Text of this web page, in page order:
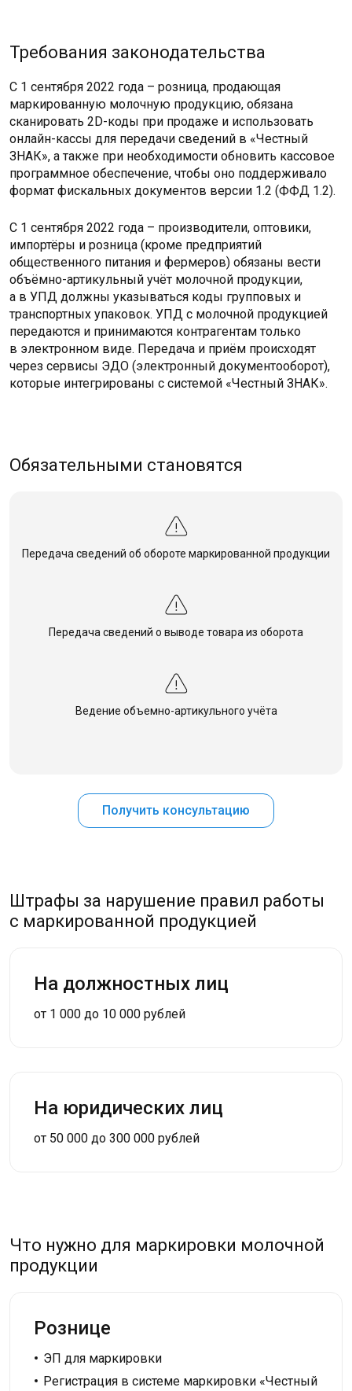
Требования законодательства
С 1 сентября 2022 года – розница, продающая
маркированную молочную продукцию, обязана
сканировать 2D-коды при продаже и использовать
онлайн-кассы для передачи сведений в «Честный
ЗНАК», а также при необходимости обновить кассовое
программное обеспечение, чтобы оно поддерживало
формат фискальных документов версии 1.2 (ФФД 1.2).
С 1 сентября 2022 года – производители, оптовики,
импортёры и розница (кроме предприятий
общественного питания и фермеров) обязаны вести
объёмно-артикульный учёт молочной продукции,
а в УПД должны указываться коды групповых и
транспортных упаковок. УПД с молочной продукцией
передаются и принимаются контрагентам только
в электронном виде. Передача и приём происходят
через сервисы ЭДО (электронный документооборот),
которые интегрированы с системой «Честный ЗНАК».
Обязательными становятся
Передача сведений об обороте маркированной продукции
Передача сведений о выводе товара из оборота
Ведение объемно-артикульного учёта
Получить консультацию
Штрафы за нарушение правил работы
с маркированной продукцией
На должностных лиц
от 1 000 до 10 000 рублей
На юридических лиц
от 50 000 до 300 000 рублей
Что нужно для маркировки молочной
продукции
Рознице
ЭП для маркировки
Регистрация в системе маркировки «Честный